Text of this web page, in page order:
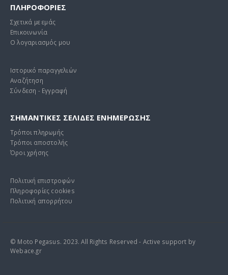
ΠΛΗΡΟΦΟΡΙΕΣ
Σχετικά με εμάς
Επικοινωνία
Ο λογαριασμός μου
Ιστορικό παραγγελιών
Αναζήτηση
Σύνδεση - Εγγραφή
ΣΗΜΑΝΤΙΚΕΣ ΣΕΛΙΔΕΣ ΕΝΗΜΕΡΩΣΗΣ
Τρόποι πληρωμής
Τρόποι αποστολής
Όροι χρήσης
Πολιτική επιστροφών
Πληροφορίες cookies
Πολιτική απορρήτου
© Moto Pegasus. 2023. All Rights Reserved - Active support by
Webace.gr